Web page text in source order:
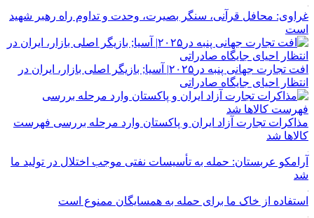
غراوی: محافل قرآنی، سنگر بصیرت، وحدت و تداوم راه رهبر شهید
است
افت تجارت جهانی پنبه در۲۰۲۵| آسیا; بازیگر اصلی بازار، ایران در
انتظار احیای جایگاه صادراتی
مذاکرات تجارت آزاد ایران و پاکستان وارد مرحله بررسی فهرست
کالاها شد
آرامکو عربستان: حمله به تأسیسات نفتی موجب اختلال در تولید ما
شد
استفاده از خاک ما برای حمله به همسایگان ممنوع است